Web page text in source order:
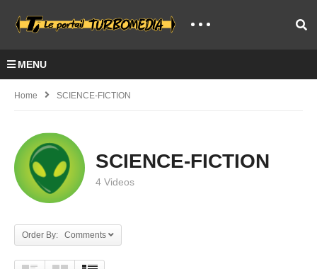
MENU
Home SCIENCE-FICTION
SCIENCE-FICTION
4 Videos
Order By: Comments